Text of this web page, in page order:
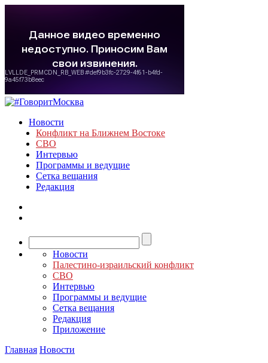
Новости
Конфликт на Ближнем Востоке
СВО
Интервью
Программы и ведущие
Сетка вещания
Редакция
Новости
Палестино-израильский конфликт
СВО
Интервью
Программы и ведущие
Сетка вещания
Редакция
Приложение
Главная Новости